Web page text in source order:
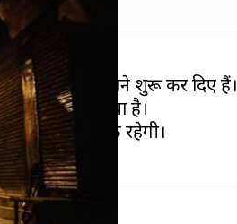
कदम उठाने शुरू कर दिए हैं।
ऐलान कर दिया है।
पर रोक रहेगी।